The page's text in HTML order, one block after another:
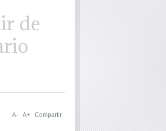
de
A- A+ Compartir